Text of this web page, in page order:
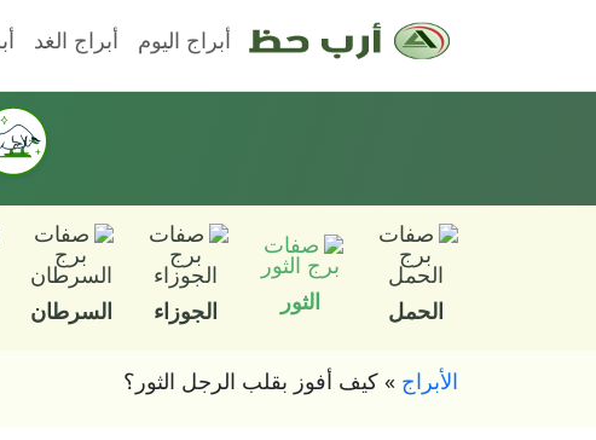
أبراج اليوم أبراج الغد
الحمل الثور الجوزاء السرطان
الأبراج » كيف أفوز بقلب الرجل الثور؟